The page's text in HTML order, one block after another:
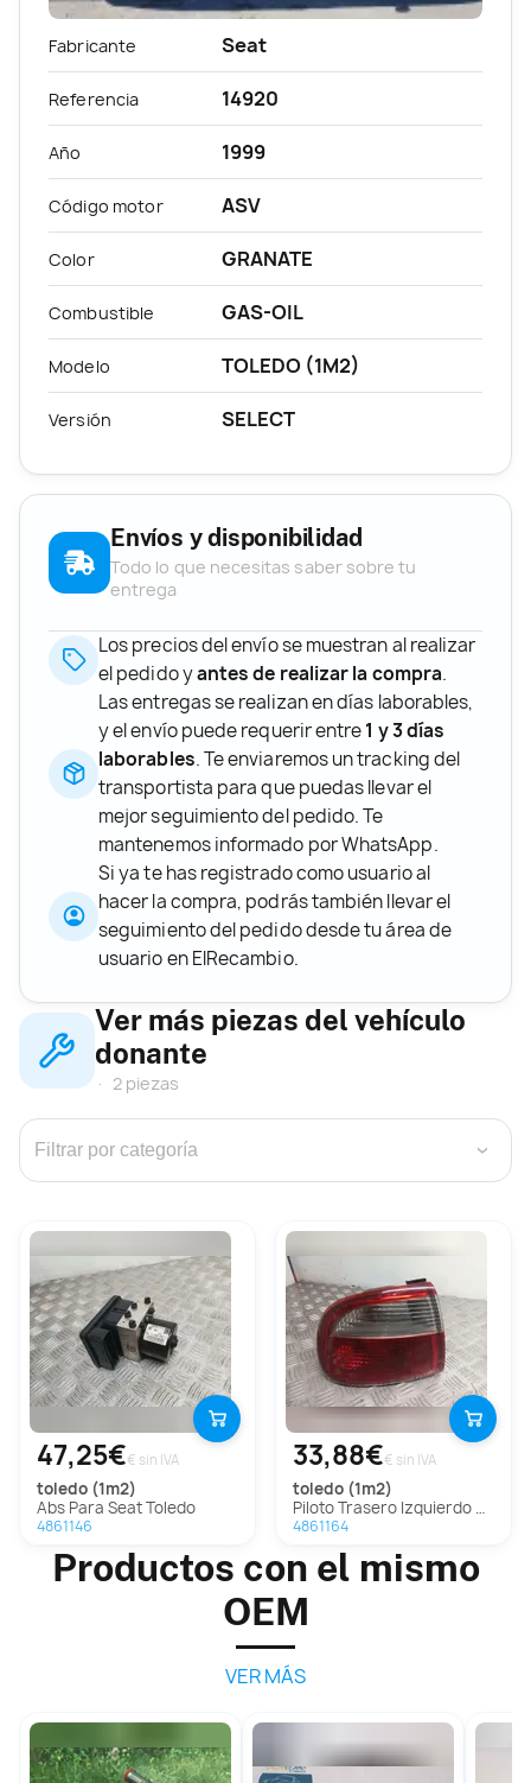
Fabricante Seat
Referencia 14920
Año 1999
Código motor ASV
Color GRANATE
Combustible GAS-OIL
Modelo TOLEDO (1M2)
Versión SELECT
Envíos y disponibilidad
Todo lo que necesitas saber sobre tu
entrega
Los precios del envío se muestran al realizar
el pedido yantes de realizar la compra.
Las entregas se realizan en días laborables,
y el envío puede requerir entre1 y 3 días
laborables. Te enviaremos un tracking del
transportista para que puedas llevar el
mejor seguimiento del pedido. Te
mantenemos informado por WhatsApp.
Si ya te has registrado como usuario al
hacer la compra, podrás también llevar el
seguimiento del pedido desde tu área de
usuario en ElRecambio.
Ver más piezas del vehículo
donante
2 piezas
›
47,25€€ sin IVA
toledo (1m2)
Abs Para Seat Toledo
4861146
33,88€€ sin IVA
toledo (1m2)
Piloto Trasero Izquierdo Para Seat Toledo
4861164
Productos con el mismo
OEM
VER MÁS